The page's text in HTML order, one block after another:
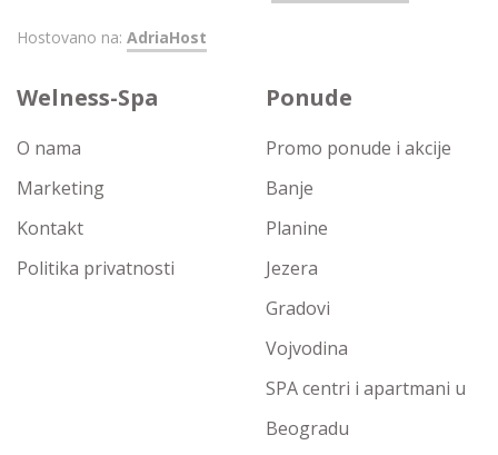
Hostovano na: AdriaHost
Welness-Spa
O nama
Marketing
Kontakt
Politika privatnosti
Ponude
Promo ponude i akcije
Banje
Planine
Jezera
Gradovi
Vojvodina
SPA centri i apartmani u
Beogradu